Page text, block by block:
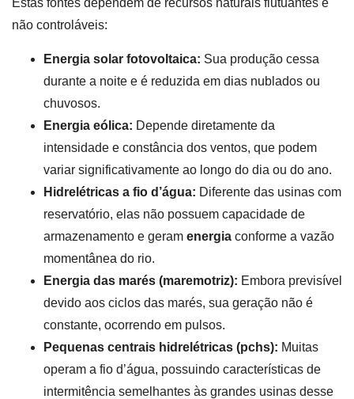
Estas fontes dependem de recursos naturais flutuantes e
não controláveis:
Energia solar fotovoltaica: Sua produção cessa
durante a noite e é reduzida em dias nublados ou
chuvosos.
Energia eólica: Depende diretamente da
intensidade e constância dos ventos, que podem
variar significativamente ao longo do dia ou do ano.
Hidrelétricas a fio d’água: Diferente das usinas com
reservatório, elas não possuem capacidade de
armazenamento e geram energia conforme a vazão
momentânea do rio.
Energia das marés (maremotriz): Embora previsível
devido aos ciclos das marés, sua geração não é
constante, ocorrendo em pulsos.
Pequenas centrais hidrelétricas (pchs): Muitas
operam a fio d’água, possuindo características de
intermitência semelhantes às grandes usinas desse